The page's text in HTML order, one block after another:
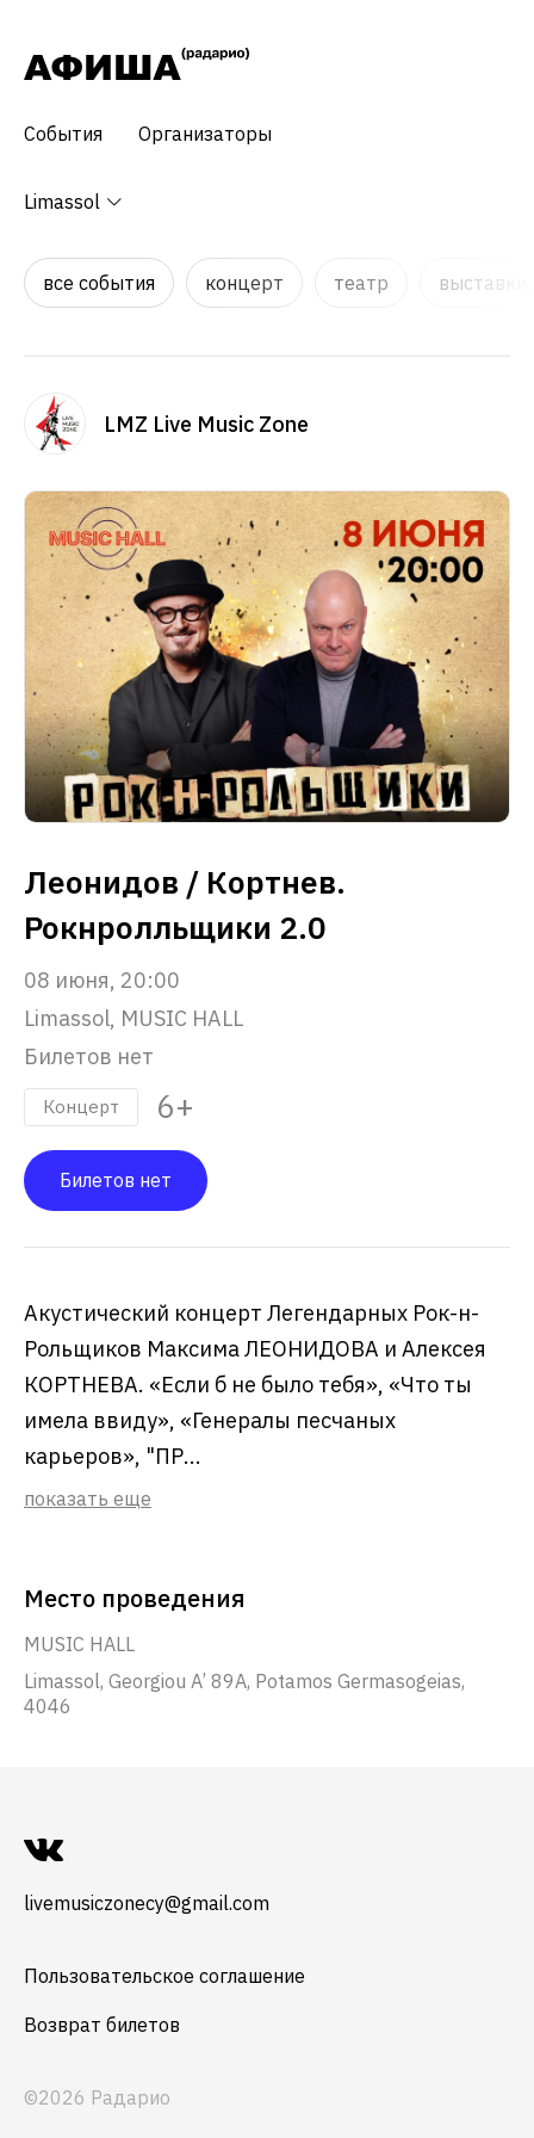
События Организаторы
Limassol
все события концерт театр
LMZ Live Music Zone
Леонидов / Кортнев.
Рокнролльщики 2.0
08 июня, 20:00
Limassol, MUSIC HALL
Билетов нет
Концерт 6+
Билетов нет
Акустический концерт Легендарных Рок-н-
Рольщиков Максима ЛЕОНИДОВА и Алексея
КОРТНЕВА. «Если б не было тебя», «Что ты
имела ввиду», «Генералы песчаных
карьеров», "ПР...
показать еще
Место проведения
MUSIC HALL
Limassol, Georgiou A’ 89A, Potamos Germasogeias,
4046
livemusiczonecy@gmail.com
Пользовательское соглашение
Возврат билетов
©2026 Радарио